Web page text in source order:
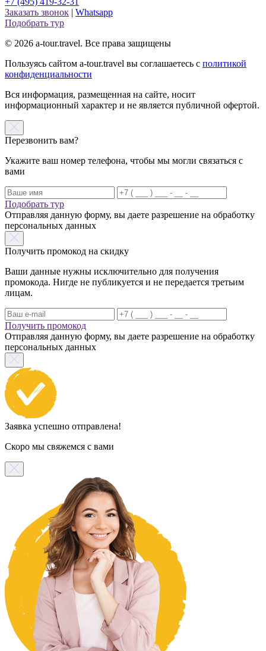
Заказать звонок | Whatsapp
Подобрать тур
© 2026 a-tour.travel. Все права защищены
Пользуясь сайтом a-tour.travel вы соглашаетесь с политикой
конфиденциальности
Вся информация, размещенная на сайте, носит
информационный характер и не является публичной офертой.
Перезвонить вам?
Укажите ваш номер телефона, чтобы мы могли связаться с
вами
Подобрать тур
Отправляя данную форму, вы даете разрешение на обработку
персональных данных
Получить промокод на скидку
Ваши данные нужны исключительно для получения
промокода. Нигде не публикуется и не передается третьим
лицам.
Получить промокод
Отправляя данную форму, вы даете разрешение на обработку
персональных данных
Заявка успешно отправлена!
Скоро мы свяжемся с вами